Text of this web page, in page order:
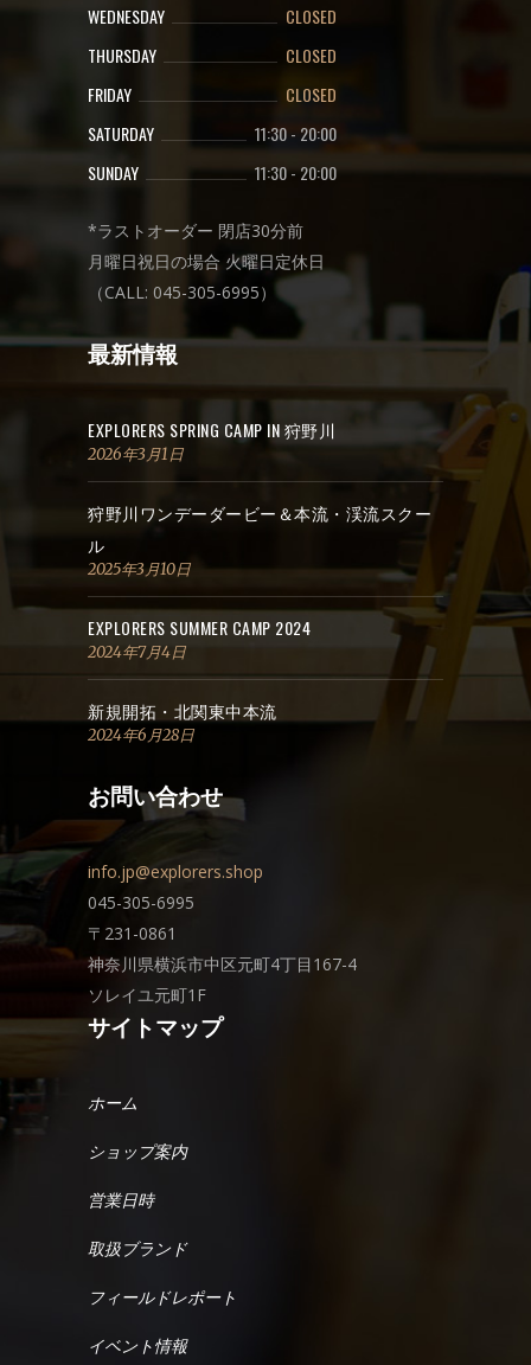
WEDNESDAY
CLOSED
THURSDAY
CLOSED
FRIDAY
CLOSED
SATURDAY
11:30- 20:00
SUNDAY
11:30-20:00
*ラストオーダー 閉店30分前
月曜日祝日の場合 火曜日定休日
（CALL: 045-305-6995）
最新情報
EXPLORERS SPRING CAMP IN 狩野川
2026年3月1日
狩野川ワンデーダービー＆本流・渓流スクー
ル
2025年3月10日
EXPLORERS SUMMER CAMP 2024
2024年7月4日
新規開拓・北関東中本流
2024年6月28日
お問い合わせ
info.jp@explorers.shop
045-305-6995
〒231-0861
神奈川県横浜市中区元町4丁目167-4
ソレイユ元町1F
サイトマップ
ホーム
ショップ案内
営業日時
取扱ブランド
フィールドレポート
イベント情報